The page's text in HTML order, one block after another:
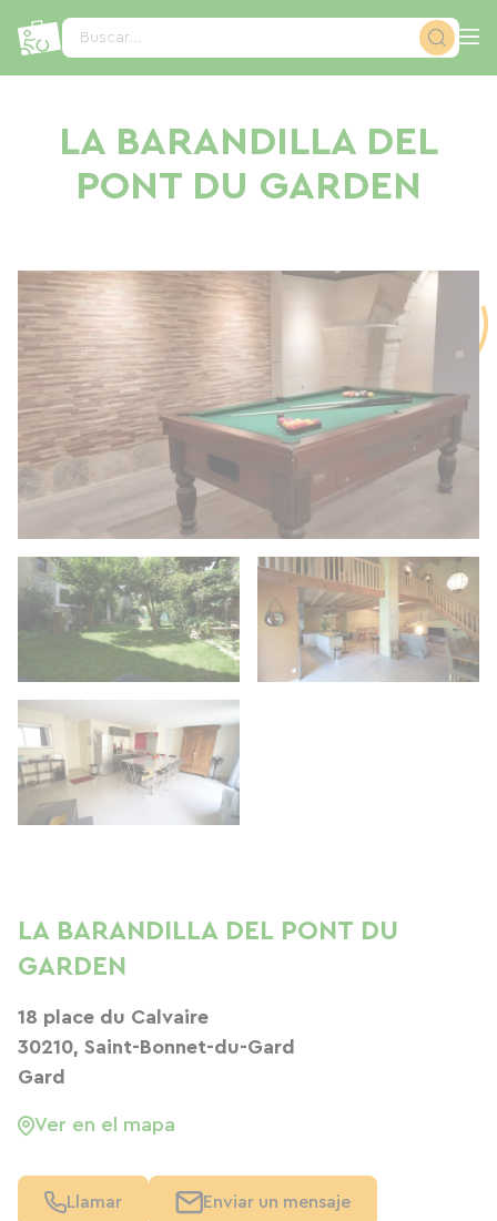
Buscar...
LA BARANDILLA DEL
PONT DU GARDEN
LA BARANDILLA DEL PONT DU
GARDEN
18 place du Calvaire
30210, Saint-Bonnet-du-Gard
Gard
Ver en el mapa
Llamar Enviar un mensaje
Panel de gestión de cookies